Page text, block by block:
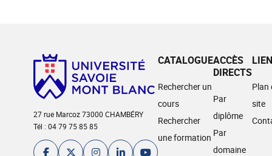
27 rue Marcoz 73000 CHAMBÉRY
Tél : 04 79 75 85 85
CATALOGUE
Rechercher un
cours
Rechercher
une formation
ACCÈS
DIRECTS
Par
diplôme
Par
domaine
Plan
site